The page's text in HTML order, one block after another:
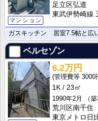
マンション
足立区弘道
東武伊勢崎線
ガスキッチン 居室7.5帖と広
ベルセゾン
6.2万円
3000
1K
23㎡
1990年2月
（
荒川区南千住
東京メトロ日